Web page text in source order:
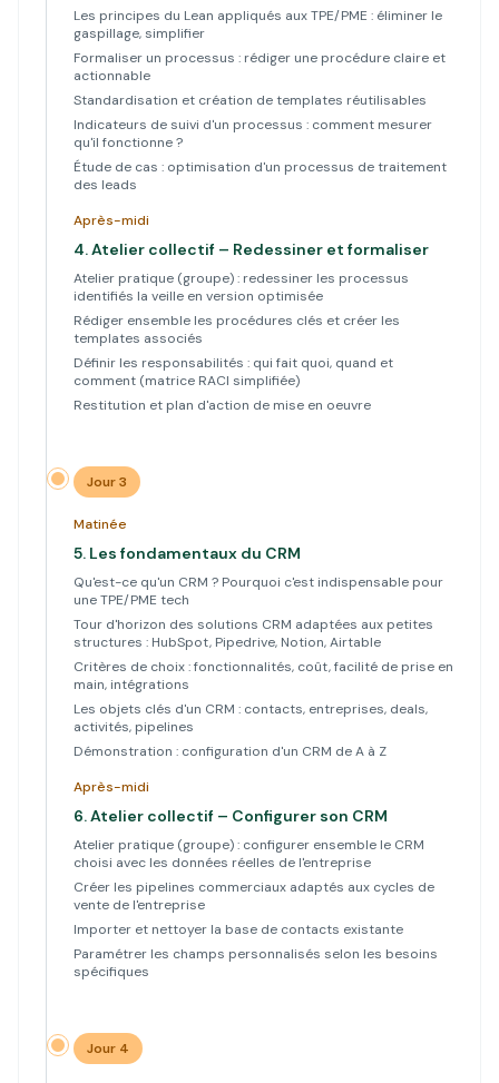
Les principes du Lean appliqués aux TPE/PME : éliminer le
gaspillage, simplifier
Formaliser un processus : rédiger une procédure claire et
actionnable
Standardisation et création de templates réutilisables
Indicateurs de suivi d'un processus : comment mesurer
qu'il fonctionne ?
Étude de cas : optimisation d'un processus de traitement
des leads
Après-midi
4.Atelier collectif – Redessiner et formaliser
Atelier pratique (groupe) : redessiner les processus
identifiés la veille en version optimisée
Rédiger ensemble les procédures clés et créer les
templates associés
Définir les responsabilités : qui fait quoi, quand et
comment (matrice RACI simplifiée)
Restitution et plan d'action de mise en oeuvre
Jour 3
Matinée
5. Les fondamentaux du CRM
Qu'est-ce qu'un CRM ? Pourquoi c'est indispensable pour
une TPE/PME tech
Tour d'horizon des solutions CRM adaptées aux petites
structures : HubSpot, Pipedrive, Notion, Airtable
Critères de choix : fonctionnalités, coût, facilité de prise en
main, intégrations
Les objets clés d'un CRM : contacts, entreprises, deals,
activités, pipelines
Démonstration : configuration d'un CRM de A à Z
Après-midi
6.Atelier collectif – Configurer son CRM
Atelier pratique (groupe) : configurer ensemble le CRM
choisi avec les données réelles de l'entreprise
Créer les pipelines commerciaux adaptés aux cycles de
vente de l'entreprise
Importer et nettoyer la base de contacts existante
Paramétrer les champs personnalisés selon les besoins
spécifiques
Jour 4